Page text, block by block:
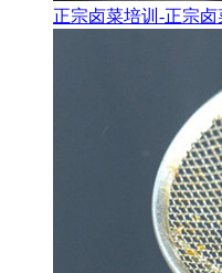
正宗卤菜培训-正宗